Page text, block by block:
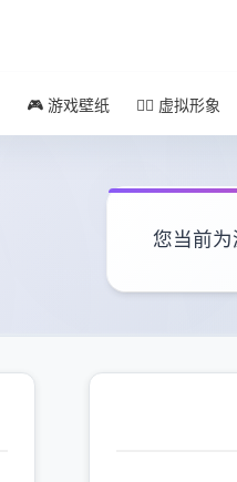
🎮 游戏壁纸 🧚‍♀️ 虚拟形象
您当前